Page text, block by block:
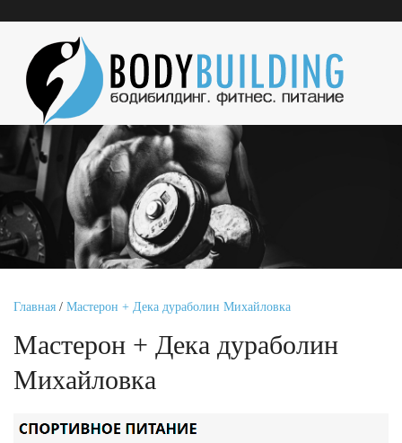
Главная / Мастерон + Дека дураболин Михайловка
Мастерон + Дека дураболин
Михайловка